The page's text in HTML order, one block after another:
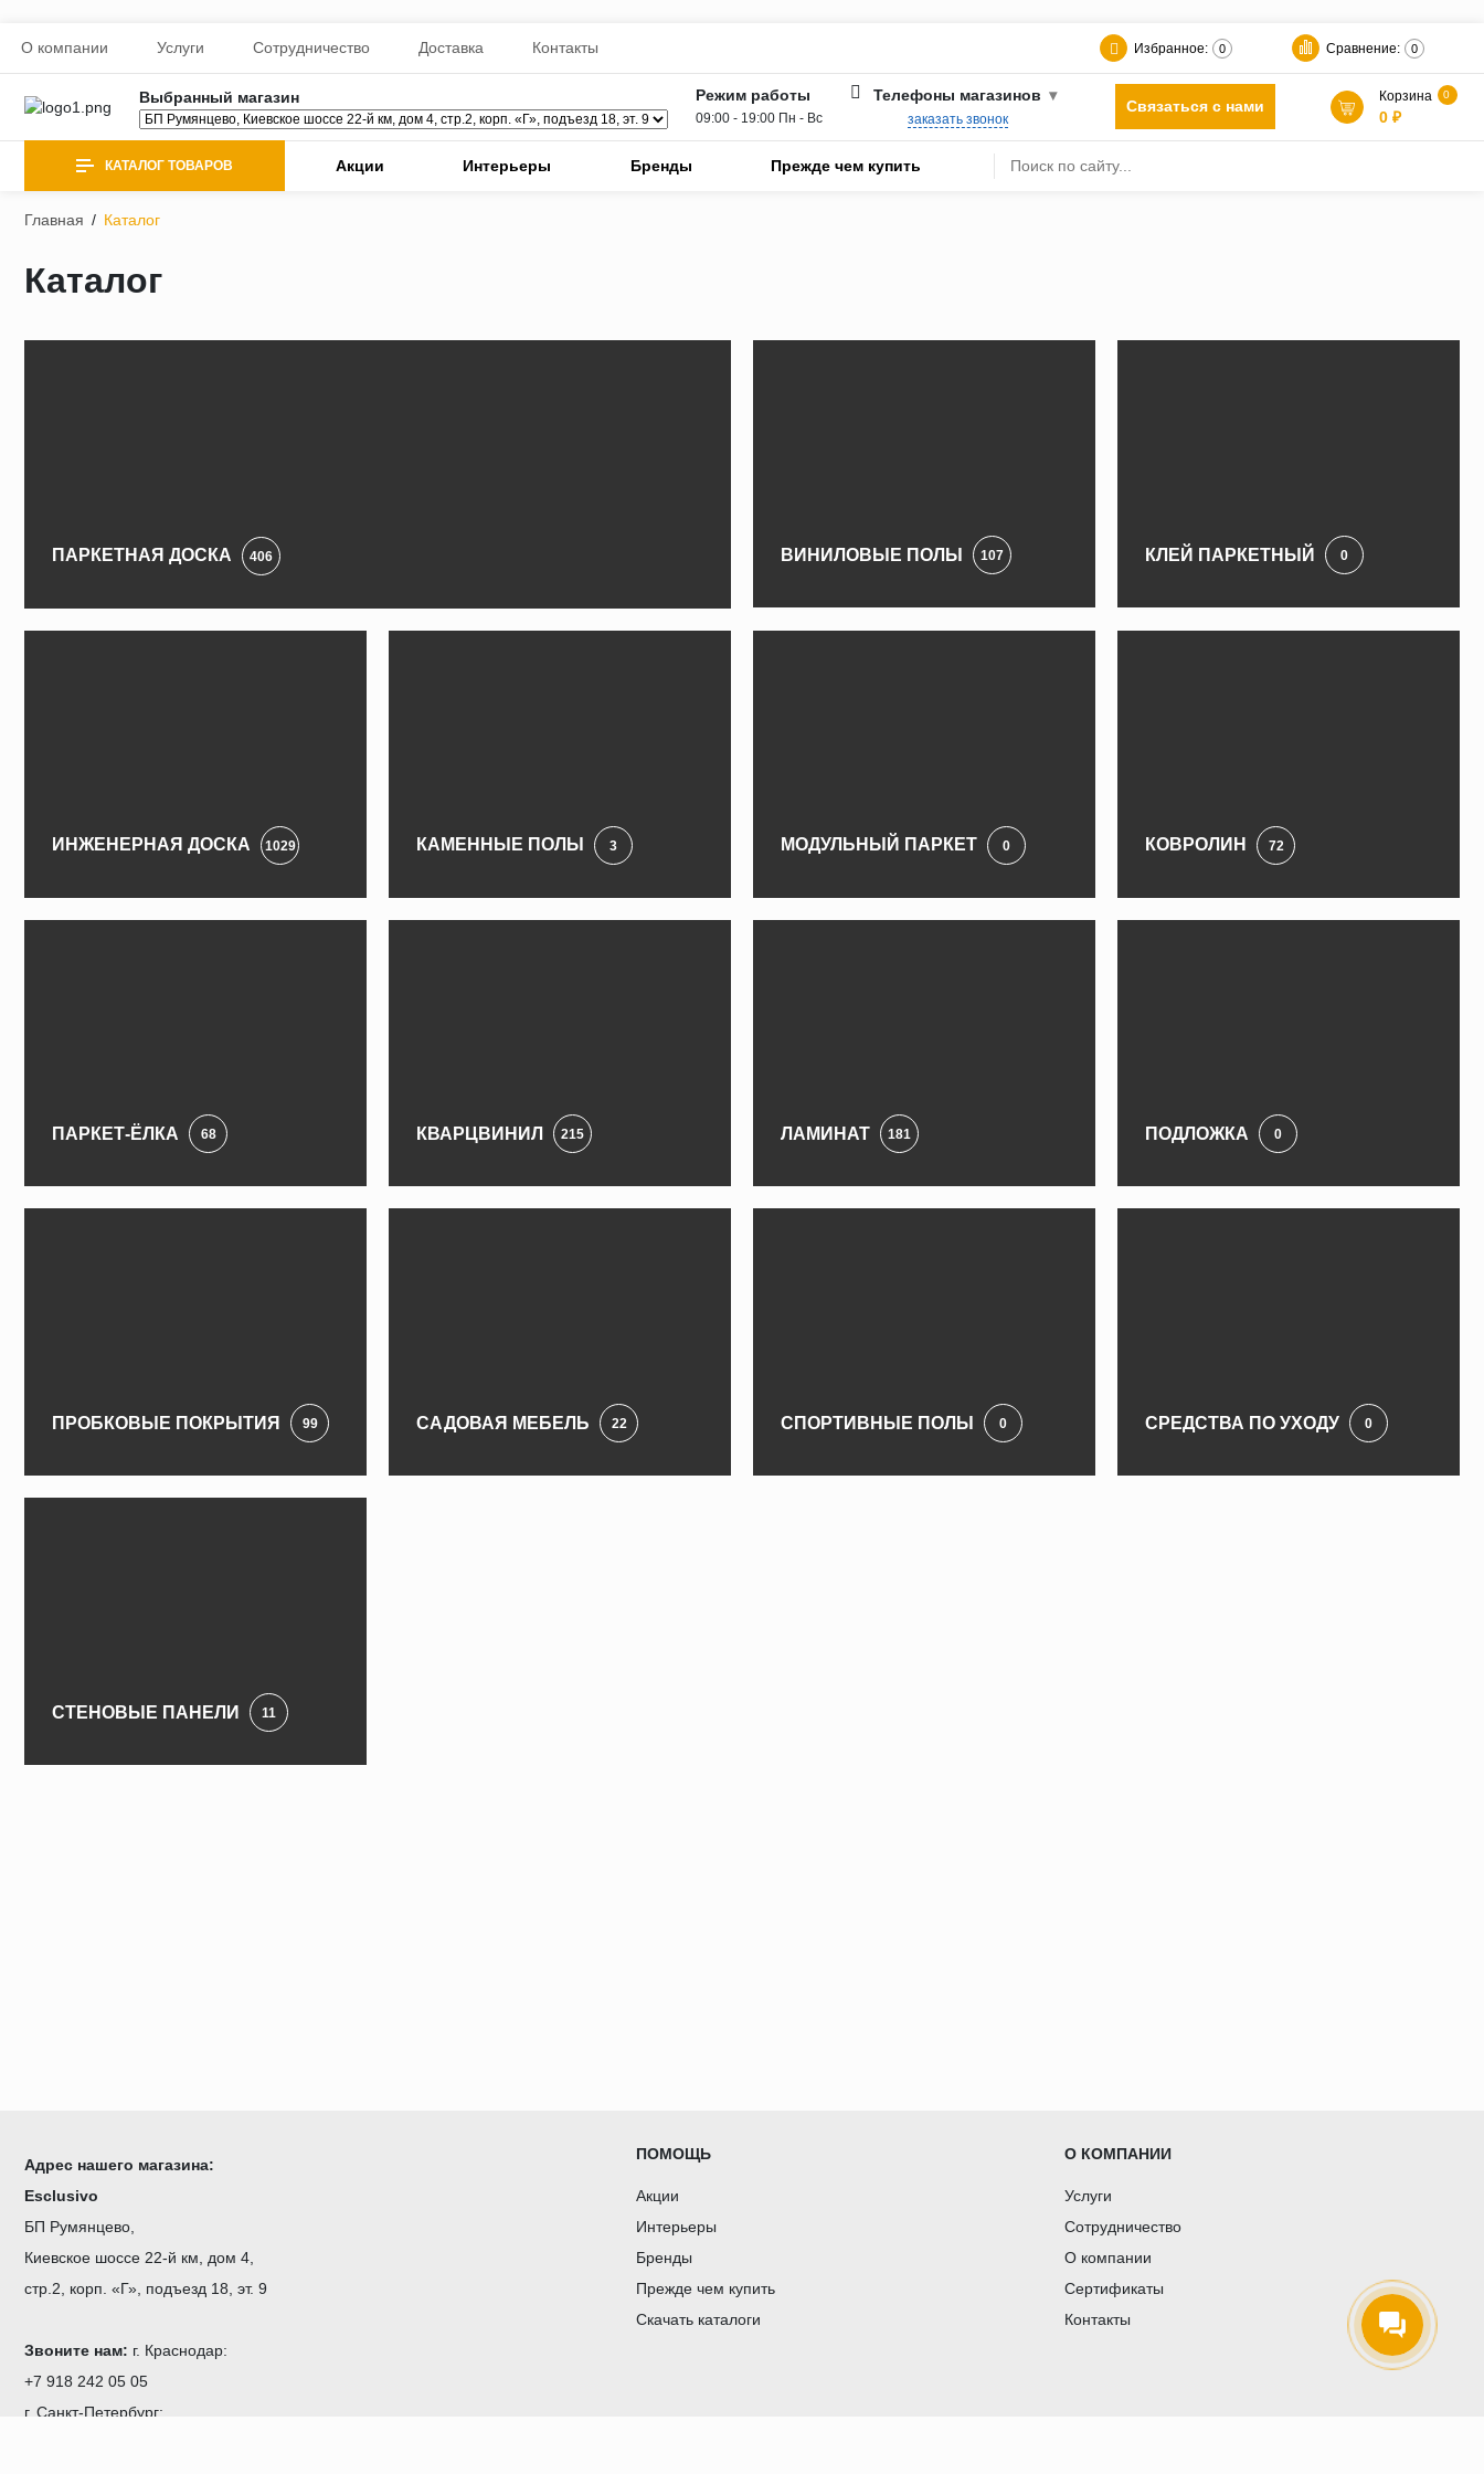
О компании Услуги Сотрудничество Доставка Контакты Избранное: 0 Сравнение: 0
Выбранный магазин Режим работы
09:00 - 19:00 Пн - Вс
Телефоны магазинов
заказать звонок
Связаться с нами
Корзина 0
0 ₽
КАТАЛОГ ТОВАРОВ Акции Интерьеры Бренды Прежде чем купить
Главная / Каталог
Каталог
ПАРКЕТНАЯ ДОСКА 406 ВИНИЛОВЫЕ ПОЛЫ 107 КЛЕЙ ПАРКЕТНЫЙ 0
ИНЖЕНЕРНАЯ ДОСКА 1029 КАМЕННЫЕ ПОЛЫ 3 МОДУЛЬНЫЙ ПАРКЕТ 0 КОВРОЛИН 72
ПАРКЕТ-ЁЛКА 68 КВАРЦВИНИЛ 215 ЛАМИНАТ 181 ПОДЛОЖКА 0
ПРОБКОВЫЕ ПОКРЫТИЯ 99 САДОВАЯ МЕБЕЛЬ 22 СПОРТИВНЫЕ ПОЛЫ 0 СРЕДСТВА ПО УХОДУ 0
СТЕНОВЫЕ ПАНЕЛИ 11
Адрес нашего магазина:
Esclusivo
БП Румянцево,
Киевское шоссе 22-й км, дом 4,
стр.2, корп. «Г», подъезд 18, эт. 9
Звоните нам: г. Краснодар:
+7 918 242 05 05
г. Санкт-Петербург:
ПОМОЩЬ
Акции
Интерьеры
Бренды
Прежде чем купить
Скачать каталоги
О КОМПАНИИ
Услуги
Сотрудничество
О компании
Сертификаты
Контакты